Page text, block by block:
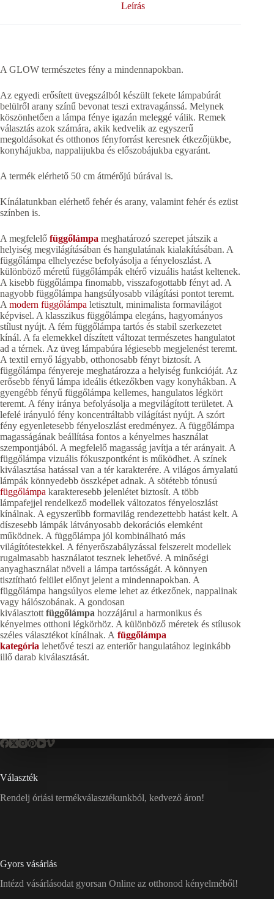
Leírás
A GLOW természetes fény a mindennapokban.
Az egyedi erősített üvegszálból készült fekete lámpabúrát
belülről arany színű bevonat teszi extravagánssá. Melynek
köszönhetően a lámpa fénye igazán meleggé válik. Remek
választás azok számára, akik kedvelik az egyszerű
megoldásokat és otthonos fényforrást keresnek étkezőjükbe,
konyhájukba, nappalijukba és előszobájukba egyaránt.
A termék elérhető 50 cm átmérőjú búrával is.
Kínálatunkban elérhető fehér és arany, valamint fehér és ezüst
színben is.
A megfelelő függőlámpa meghatározó szerepet játszik a
helyiség megvilágításában és hangulatának kialakításában. A
függőlámpa elhelyezése befolyásolja a fényeloszlást. A
különböző méretű függőlámpák eltérő vizuális hatást keltenek.
A kisebb függőlámpa finomabb, visszafogottabb fényt ad. A
nagyobb függőlámpa hangsúlyosabb világítási pontot teremt.
A modern függőlámpa letisztult, minimalista formavilágot
képvisel. A klasszikus függőlámpa elegáns, hagyományos
stílust nyújt. A fém függőlámpa tartós és stabil szerkezetet
kínál. A fa elemekkel díszített változat természetes hangulatot
ad a térnek. Az üveg lámpabúra légiesebb megjelenést teremt.
A textil ernyő lágyabb, otthonosabb fényt biztosít. A
függőlámpa fényereje meghatározza a helyiség funkcióját. Az
erősebb fényű lámpa ideális étkezőkben vagy konyhákban. A
gyengébb fényű függőlámpa kellemes, hangulatos légkört
teremt. A fény iránya befolyásolja a megvilágított területet. A
lefelé irányuló fény koncentráltabb világítást nyújt. A szórt
fény egyenletesebb fényeloszlást eredményez. A függőlámpa
magasságának beállítása fontos a kényelmes használat
szempontjából. A megfelelő magasság javítja a tér arányait. A
függőlámpa vizuális fókuszpontként is működhet. A színek
kiválasztása hatással van a tér karakterére. A világos árnyalatú
lámpák könnyedebb összképet adnak. A sötétebb tónusú
függőlámpa karakteresebb jelenlétet biztosít. A több
lámpafejjel rendelkező modellek változatos fényeloszlást
kínálnak. A egyszerűbb formavilág rendezettebb hatást kelt. A
díszesebb lámpák látványosabb dekorációs elemként
működnek. A függőlámpa jól kombinálható más
világítótestekkel. A fényerőszabályzással felszerelt modellek
rugalmasabb használatot tesznek lehetővé. A minőségi
anyaghasználat növeli a lámpa tartósságát. A könnyen
tisztítható felület előnyt jelent a mindennapokban. A
függőlámpa hangsúlyos eleme lehet az étkezőnek, nappalinak
vagy hálószobának. A gondosan
kiválasztott függőlámpa hozzájárul a harmonikus és
kényelmes otthoni légkörhöz. A különböző méretek és stílusok
széles választékot kínálnak. A függőlámpa
kategória lehetővé teszi az enteriőr hangulatához leginkább
illő darab kiválasztását.
Választék
Rendelj óriási termékválasztékunkból, kedvező áron!
Gyors vásárlás
Intézd vásárlásodat gyorsan Online az otthonod kényelméből!